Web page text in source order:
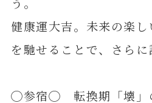
健康運大吉。未来の楽
を馳せることで、さらに
◯参宿◯ 転換期「壊」